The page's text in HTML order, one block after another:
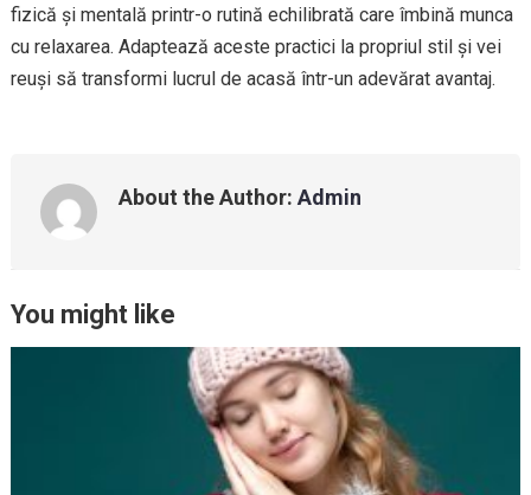
fizică și mentală printr-o rutină echilibrată care îmbină munca
cu relaxarea. Adaptează aceste practici la propriul stil și vei
reuși să transformi lucrul de acasă într-un adevărat avantaj.
About the Author: Admin
You might like